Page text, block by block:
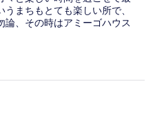
まちもとても楽しい所で、
、その時はアミーゴハウス